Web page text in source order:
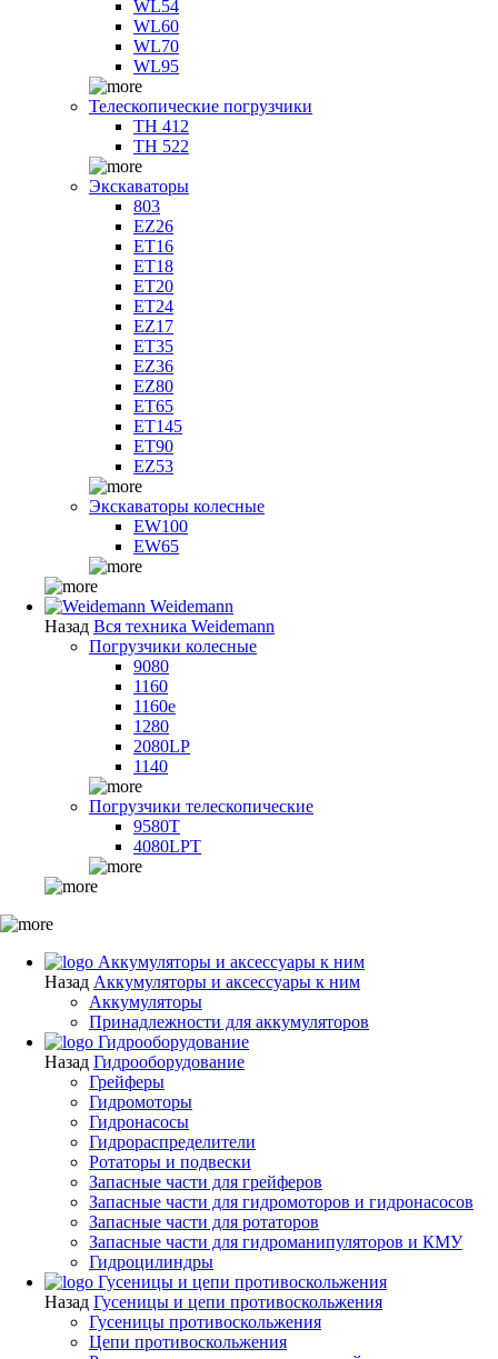
WL54
WL60
WL70
WL95
Телескопические погрузчики
TH 412
TH 522
Экскаваторы
803
EZ26
ET16
ET18
ET20
ET24
EZ17
ET35
EZ36
EZ80
ET65
ET145
ET90
EZ53
Экскаваторы колесные
EW100
EW65
Weidemann
Назад Вся техника Weidemann
Погрузчики колесные
9080
1160
1160e
1280
2080LP
1140
Погрузчики телескопические
9580T
4080LPT
Аккумуляторы и аксессуары к ним
Назад Аккумуляторы и аксессуары к ним
Аккумуляторы
Принадлежности для аккумуляторов
Гидрооборудование
Назад Гидрооборудование
Грейферы
Гидромоторы
Гидронасосы
Гидрораспределители
Ротаторы и подвески
Запасные части для грейферов
Запасные части для гидромоторов и гидронасосов
Запасные части для ротаторов
Запасные части для гидроманипуляторов и КМУ
Гидроцилиндры
Гусеницы и цепи противоскольжения
Назад Гусеницы и цепи противоскольжения
Гусеницы противоскольжения
Цепи противоскольжения